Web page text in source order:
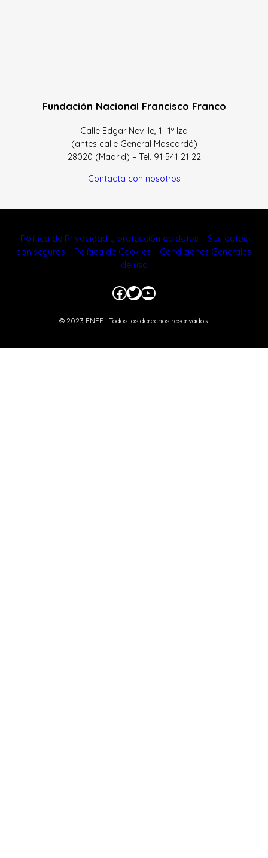
Fundación Nacional Francisco Franco
Calle Edgar Neville, 1 -1º Izq
(antes calle General Moscardó)
28020 (Madrid) – Tel. 91 541 21 22
Contacta con nosotros
Política de Privacidad y protección de datos – Sus datos
son seguros – Política de Cookies – Condiciones Generales
de uso
Facebook
Twitter
YouTube
© 2023 FNFF | Todos los derechos reservados.